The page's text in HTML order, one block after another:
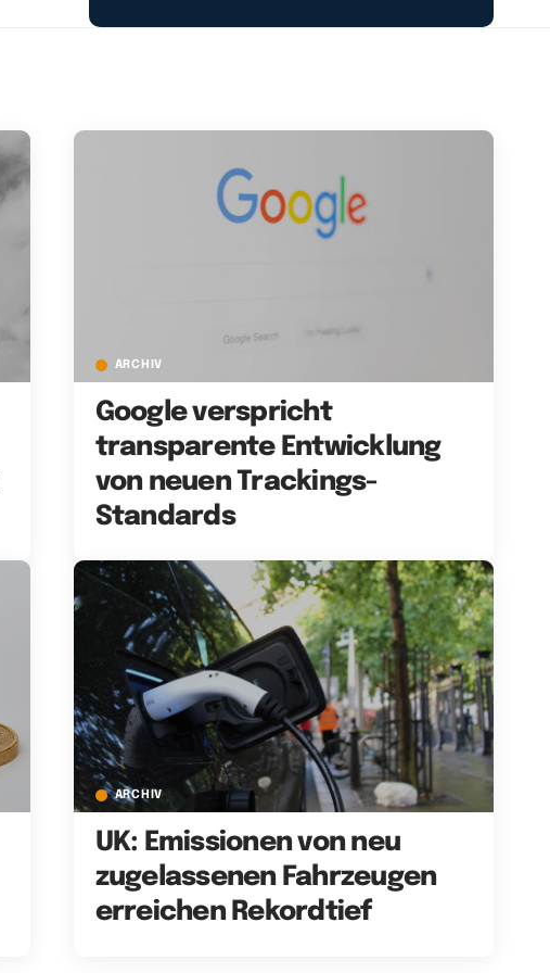
ARCHIV
Google verspricht
transparente Entwicklung
von neuen Trackings-
Standards
ARCHIV
UK: Emissionen von neu
zugelassenen Fahrzeugen
erreichen Rekordtief